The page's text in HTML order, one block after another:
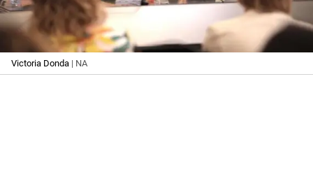
Victoria Donda | NA